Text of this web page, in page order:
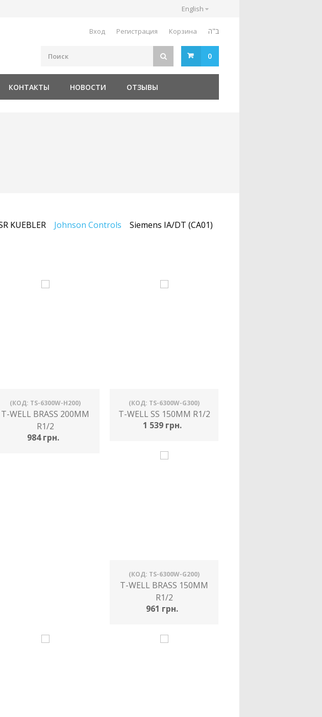
English
Вход Регистрация Корзина ב"ה
0
КОНТАКТЫ НОВОСТИ ОТЗЫВЫ
KUEBLER Johnson Controls
Siemens IA/DT (CA01)
(КОД: TS-6300W-H200)
T-WELL BRASS 200MM
R1/2
984 грн.
(КОД: TS-6300W-G300)
T-WELL SS 150MM R1/2
1 539 грн.
(КОД: TS-6300W-G200)
T-WELL BRASS 150MM
R1/2
961 грн.